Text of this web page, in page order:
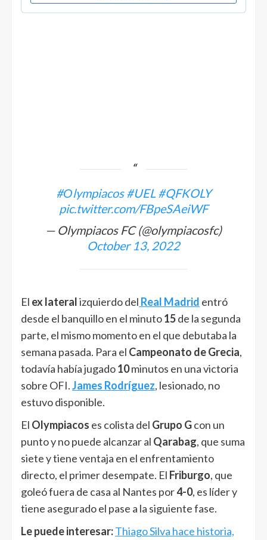
#Οlympiacos #UEL #QFKOLY
pic.twitter.com/FBpeSAeiWF
— Olympiacos FC (@olympiacosfc)
October 13, 2022
El ex lateralizquierdo del Real Madrid entró
desde el banquillo en el minuto15de la segunda
parte, el mismo momento en el que debutaba la
semana pasada. Para el Campeonato de Grecia,
todavía había jugado10minutos en una victoria
sobre OFI.James Rodríguez, lesionado, no
estuvo disponible.
El Olympiacos es colista del Grupo Gcon un
punto y no puede alcanzar al Qarabag, que suma
siete y tiene ventaja en el enfrentamiento
directo, el primer desempate. El Friburgo, que
goleó fuera de casa al Nantes por4-0, es líder y
tiene asegurado el pase a la siguiente fase.
Le puede interesar:Thiago Silva hace historia,